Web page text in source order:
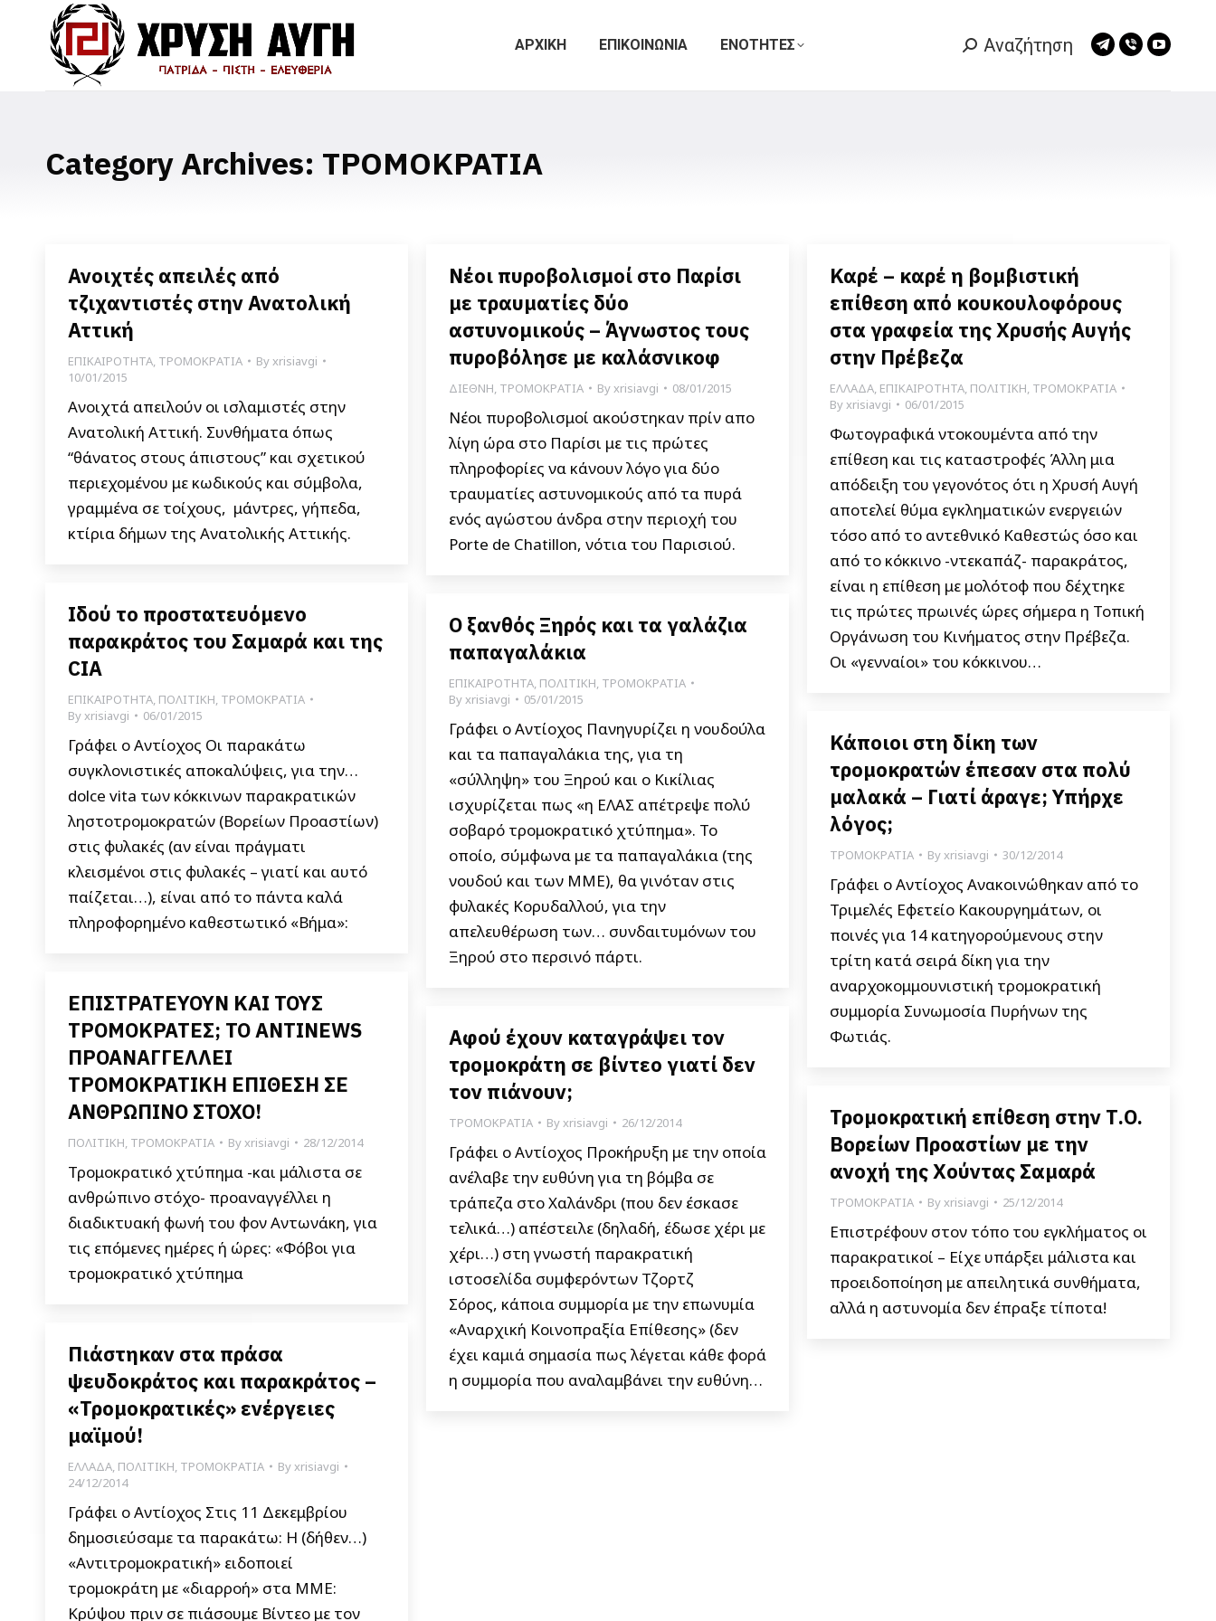
ΑΡΧΙΚΗ ΕΠΙΚΟΙΝΩΝΙΑ ΕΝΟΤΗΤΕΣ Search:
Αναζήτηση
Telegram
Viber
Category Archives: ΤΡΟΜΟΚΡΑΤΙΑ
Ανοιχτές απειλές από
τζιχαντιστές στην Ανατολική
Αττική
ΕΠΙΚΑΙΡΟΤΗΤΑ, ΤΡΟΜΟΚΡΑΤΙΑ Byxrisiavgi
10/01/2015
Aνοιχτά απειλούν οι ισλαμιστές στην
Ανατολική Αττική. Συνθήματα όπως
“θάνατος στους άπιστους” και σχετικού
περιεχομένου με κωδικούς και σύμβολα,
γραμμένα σε τοίχους, μάντρες, γήπεδα,
κτίρια δήμων της Ανατολικής Αττικής.
Νέοι πυροβολισμοί στο Παρίσι
με τραυματίες δύο
αστυνομικούς – Άγνωστος τους
πυροβόλησε με καλάσνικοφ
ΔΙΕΘΝΗ, ΤΡΟΜΟΚΡΑΤΙΑ Byxrisiavgi 08/01/2015
Νέοι πυροβολισμοί ακούστηκαν πρίν απο
λίγη ώρα στο Παρίσι με τις πρώτες
πληροφορίες να κάνουν λόγο για δύο
τραυματίες αστυνομικούς από τα πυρά
ενός αγώστου άνδρα στην περιοχή του
Porte de Chatillon, νότια του Παρισιού.
Καρέ – καρέ η βομβιστική
επίθεση από κουκουλοφόρους
στα γραφεία της Χρυσής Αυγής
στην Πρέβεζα
ΕΛΛΑΔΑ, ΕΠΙΚΑΙΡΟΤΗΤΑ, ΠΟΛΙΤΙΚΗ, ΤΡΟΜΟΚΡΑΤΙΑ
Byxrisiavgi 06/01/2015
Φωτογραφικά ντοκουμέντα από την
επίθεση και τις καταστροφές Άλλη μια
απόδειξη του γεγονότος ότι η Χρυσή Αυγή
αποτελεί θύμα εγκληματικών ενεργειών
τόσο από το αντεθνικό Καθεστώς όσο και
από το κόκκινο -ντεκαπάζ- παρακράτος,
είναι η επίθεση με μολότοφ που δέχτηκε
τις πρώτες πρωινές ώρες σήμερα η Τοπική
Οργάνωση του Κινήματος στην Πρέβεζα.
Οι «γενναίοι» του κόκκινου…
Ιδού το προστατευόμενο
παρακράτος του Σαμαρά και της
CIA
ΕΠΙΚΑΙΡΟΤΗΤΑ, ΠΟΛΙΤΙΚΗ, ΤΡΟΜΟΚΡΑΤΙΑ
Byxrisiavgi 06/01/2015
Γράφει ο Αντίοχος Οι παρακάτω
συγκλονιστικές αποκαλύψεις, για την…
dolce vita των κόκκινων παρακρατικών
ληστοτρομοκρατών (Βορείων Προαστίων)
στις φυλακές (αν είναι πράγματι
κλεισμένοι στις φυλακές – γιατί και αυτό
παίζεται…), είναι από το πάντα καλά
πληροφορημένο καθεστωτικό «Βήμα»:
Ο ξανθός Ξηρός και τα γαλάζια
παπαγαλάκια
ΕΠΙΚΑΙΡΟΤΗΤΑ, ΠΟΛΙΤΙΚΗ, ΤΡΟΜΟΚΡΑΤΙΑ
Byxrisiavgi 05/01/2015
Γράφει ο Αντίοχος Πανηγυρίζει η νουδούλα
και τα παπαγαλάκια της, για τη
«σύλληψη» του Ξηρού και ο Κικίλιας
ισχυρίζεται πως «η ΕΛΑΣ απέτρεψε πολύ
σοβαρό τρομοκρατικό χτύπημα». Το
οποίο, σύμφωνα με τα παπαγαλάκια (της
νουδού και των ΜΜΕ), θα γινόταν στις
φυλακές Κορυδαλλού, για την
απελευθέρωση των… συνδαιτυμόνων του
Ξηρού στο περσινό πάρτι.
Κάποιοι στη δίκη των
τρομοκρατών έπεσαν στα πολύ
μαλακά – Γιατί άραγε; Υπήρχε
λόγος;
ΤΡΟΜΟΚΡΑΤΙΑ Byxrisiavgi 30/12/2014
Γράφει ο Αντίοχος Ανακοινώθηκαν από το
Τριμελές Εφετείο Κακουργημάτων, οι
ποινές για 14 κατηγορούμενους στην
τρίτη κατά σειρά δίκη για την
αναρχοκομμουνιστική τρομοκρατική
συμμορία Συνωμοσία Πυρήνων της
Φωτιάς.
ΕΠΙΣΤΡΑΤΕΥΟΥΝ ΚΑΙ ΤΟΥΣ
ΤΡΟΜΟΚΡΑΤΕΣ; ΤΟ ANTINEWS
ΠΡΟΑΝΑΓΓΕΛΛΕΙ
ΤΡΟΜΟΚΡΑΤΙΚΗ ΕΠΙΘΕΣΗ ΣΕ
ΑΝΘΡΩΠΙΝΟ ΣΤΟΧΟ!
ΠΟΛΙΤΙΚΗ, ΤΡΟΜΟΚΡΑΤΙΑ Byxrisiavgi 28/12/2014
Τρομοκρατικό χτύπημα -και μάλιστα σε
ανθρώπινο στόχο- προαναγγέλλει η
διαδικτυακή φωνή του φον Αντωνάκη, για
τις επόμενες ημέρες ή ώρες: «Φόβοι για
τρομοκρατικό χτύπημα
Αφού έχουν καταγράψει τον
τρομοκράτη σε βίντεο γιατί δεν
τον πιάνουν;
ΤΡΟΜΟΚΡΑΤΙΑ Byxrisiavgi 26/12/2014
Γράφει ο Αντίοχος Προκήρυξη με την οποία
ανέλαβε την ευθύνη για τη βόμβα σε
τράπεζα στο Χαλάνδρι (που δεν έσκασε
τελικά…) απέστειλε (δηλαδή, έδωσε χέρι με
χέρι…) στη γνωστή παρακρατική
ιστοσελίδα συμφερόντων Τζορτζ
Σόρος, κάποια συμμορία με την επωνυμία
«Αναρχική Κοινοπραξία Επίθεσης» (δεν
έχει καμιά σημασία πως λέγεται κάθε φορά
η συμμορία που αναλαμβάνει την ευθύνη…
Τρομοκρατική επίθεση στην Τ.Ο.
Βορείων Προαστίων με την
ανοχή της Χούντας Σαμαρά
ΤΡΟΜΟΚΡΑΤΙΑ Byxrisiavgi 25/12/2014
Επιστρέφουν στον τόπο του εγκλήματος οι
παρακρατικοί – Είχε υπάρξει μάλιστα και
προειδοποίηση με απειλητικά συνθήματα,
αλλά η αστυνομία δεν έπραξε τίποτα!
Πιάστηκαν στα πράσα
ψευδοκράτος και παρακράτος –
«Τρομοκρατικές» ενέργειες
μαϊμού!
ΕΛΛΑΔΑ, ΠΟΛΙΤΙΚΗ, ΤΡΟΜΟΚΡΑΤΙΑ Byxrisiavgi
24/12/2014
Γράφει ο Αντίοχος Στις 11 Δεκεμβρίου
δημοσιεύσαμε τα παρακάτω: Η (δήθεν…)
«Αντιτρομοκρατική» ειδοποιεί
τρομοκράτη με «διαρροή» στα ΜΜΕ:
Κρύψου πριν σε πιάσουμε Βίντεο με τον